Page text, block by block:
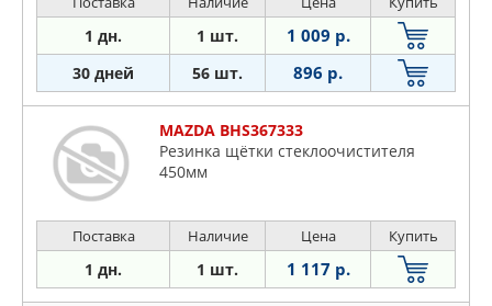
1 дн. 1 шт. 1 009 р.
30 дней 56 шт. 896 р.
MAZDA BHS367333
Резинка щётки стеклоочистителя
450мм
Поставка Наличие Цена Купить
1 дн. 1 шт. 1 117 р.